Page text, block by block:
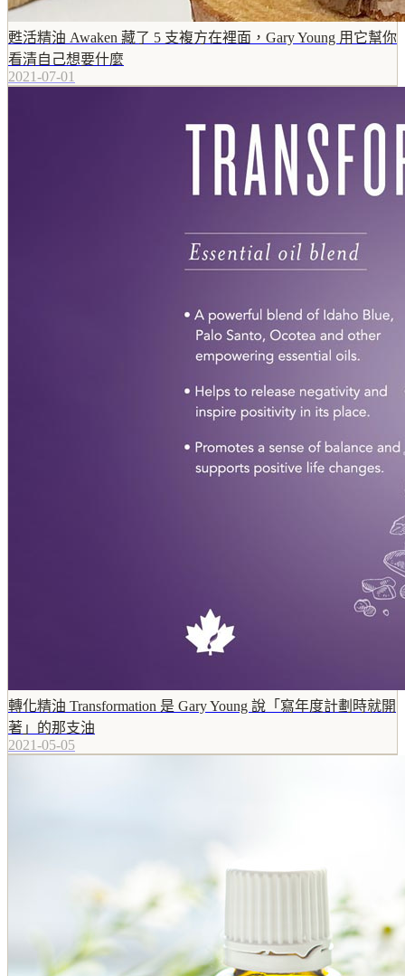
甦活精油 Awaken 藏了 5 支複方在裡面，Gary Young 用它幫你
看清自己想要什麼
2021-07-01
轉化精油 Transformation 是 Gary Young 說「寫年度計劃時就開
著」的那支油
2021-05-05